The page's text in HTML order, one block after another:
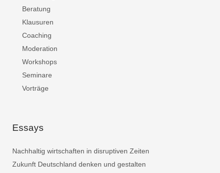
Beratung
Klausuren
Coaching
Moderation
Workshops
Seminare
Vorträge
Essays
Nachhaltig wirtschaften in disruptiven Zeiten
Zukunft Deutschland denken und gestalten